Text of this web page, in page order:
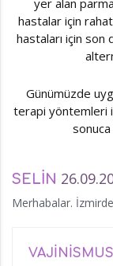
hastalar için
hastaları için son
Günümüzde
terapi yöntemleri
SELİN
Merhabalar.